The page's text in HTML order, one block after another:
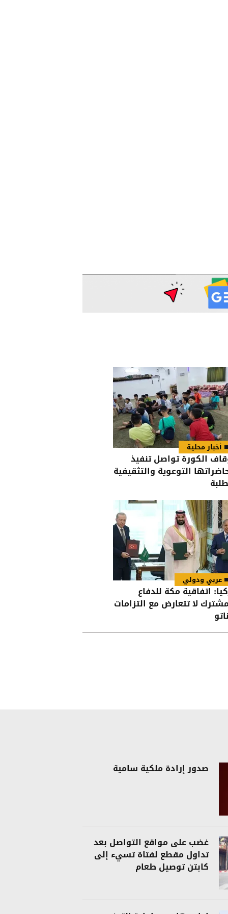
أخبار محلية
الكورة تواصل تنفيذ
التوعوية والتثقيفية
عربي ودولي
اتفاقية مكة للدفاع
لا تتعارض مع التزامات
صدور إرادة ملكية سامية
غضب على مواقع التواصل بعد
تداول مقطع لفتاة تسيء إلى
كابتن توصيل طعام